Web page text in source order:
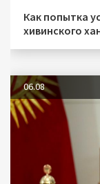
Как попытка
хивинского
06.08